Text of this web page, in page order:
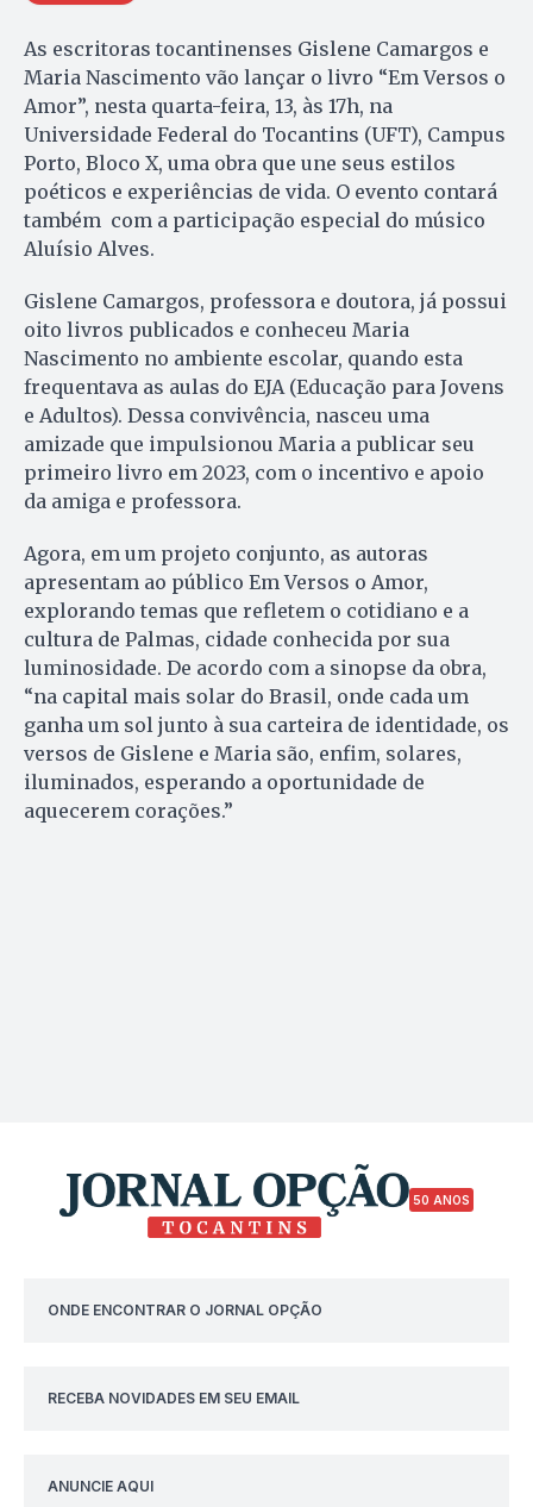
As escritoras tocantinenses Gislene Camargos e
Maria Nascimento vão lançar o livro “Em Versos o
Amor”, nesta quarta-feira, 13, às 17h, na
Universidade Federal do Tocantins (UFT), Campus
Porto, Bloco X, uma obra que une seus estilos
poéticos e experiências de vida. O evento contará
também com a participação especial do músico
Aluísio Alves.
Gislene Camargos, professora e doutora, já possui
oito livros publicados e conheceu Maria
Nascimento no ambiente escolar, quando esta
frequentava as aulas do EJA (Educação para Jovens
e Adultos). Dessa convivência, nasceu uma
amizade que impulsionou Maria a publicar seu
primeiro livro em 2023, com o incentivo e apoio
da amiga e professora.
Agora, em um projeto conjunto, as autoras
apresentam ao público Em Versos o Amor,
explorando temas que refletem o cotidiano e a
cultura de Palmas, cidade conhecida por sua
luminosidade. De acordo com a sinopse da obra,
“na capital mais solar do Brasil, onde cada um
ganha um sol junto à sua carteira de identidade, os
versos de Gislene e Maria são, enfim, solares,
iluminados, esperando a oportunidade de
aquecerem corações.”
50 ANOS
ONDE ENCONTRAR O JORNAL OPÇÃO
RECEBA NOVIDADES EM SEU EMAIL
ANUNCIE AQUI